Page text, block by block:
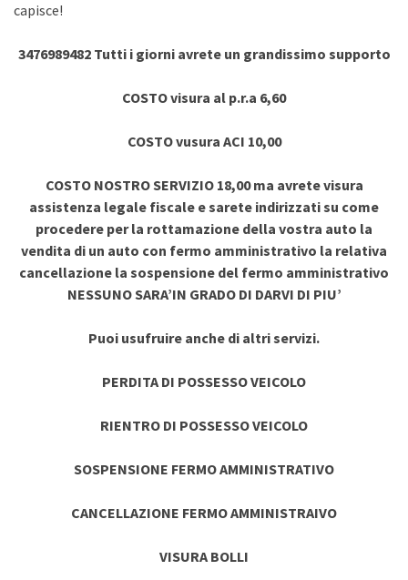
capisce!
3476989482 Tutti i giorni avrete un grandissimo supporto
COSTO visura al p.r.a 6,60
COSTO vusura ACI 10,00
COSTO NOSTRO SERVIZIO 18,00 ma avrete visura
assistenza legale fiscale e sarete indirizzati su come
procedere per la rottamazione della vostra auto la
vendita di un auto con fermo amministrativo la relativa
cancellazione la sospensione del fermo amministrativo
NESSUNO SARA’IN GRADO DI DARVI DI PIU’
Puoi usufruire anche di altri servizi.
PERDITA DI POSSESSO VEICOLO
RIENTRO DI POSSESSO VEICOLO
SOSPENSIONE FERMO AMMINISTRATIVO
CANCELLAZIONE FERMO AMMINISTRAIVO
VISURA BOLLI